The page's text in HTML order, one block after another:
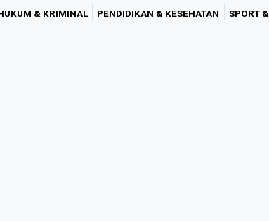
& KRIMINAL PENDIDIKAN & KESEHATAN SPORT